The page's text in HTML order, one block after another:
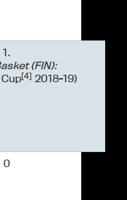
1.
(FIN):
[4] 2018-19)
0